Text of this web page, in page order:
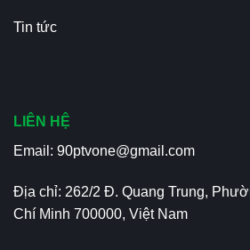
Tin tức
LIÊN HỆ
Email: 90ptvone@gmail.com
Địa chỉ: 262/2 Đ. Quang Trung,
Chí Minh 700000, Việt Nam